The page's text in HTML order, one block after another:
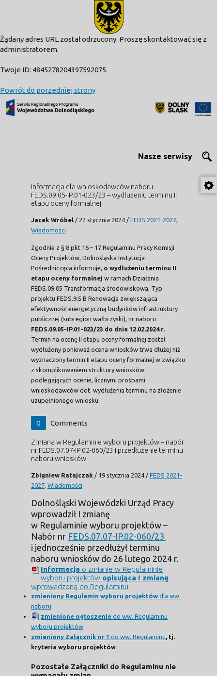
Żądany adres URL został odrzucony. Proszę skontaktować się z
administratorem.
Twoje ID: 4845278204397592075
Powrót do porzedniej strony
Nasze serwisy
Informacja dla wnioskodawców naboru
FEDS.09.05-IP.01-023/23 – wydłużeniu terminu II
etapu oceny formalnej
Jacek Wróbel / 22 stycznia 2024 / FEDS 2021-2027
Wiadomości
Zgodnie z § 8 pkt 16 – 17 Regulaminu Pracy Komisji
Oceny Projektów, Dolnośląska Instytucja
Pośrednicząca informuje, o wydłużeniu terminu II
etapu oceny formalnej w ramach Działania
FEDS.09.05 Transformacja środowiskowa, Typ
projektu FEDS.9.5.B Renowacja zwiększająca
efektywność energetyczną budynków infrastruktury
publicznej (subregion wałbrzyski), nr naboru
FEDS.09.05-IP.01-023/23 do dnia 12.02.2024 r.
Termin na ocenę II etapu oceny formalnej został
wydłużony ponieważ ocena wniosków trwa dłużej niż
wyznaczony termin II etapu oceny formalnej w związku
z skomplikowaniem struktury wniosków
podlegających ocenie, licznymi prośbami
wnioskodawców dot. wydłużenia terminu na złożenie
uzupełnionego wniosku.
0 Comments
Zmiana w Regulaminie wyboru projektów – nabór
nr FEDS.07.07-IP.02-060/23 i przedłużenie terminu
naboru wniosków.
Zbigniew Ratajczak / 19 stycznia 2024 / FEDS 2021-
2027 Wiadomości
Dolnośląski Wojewódzki Urząd Pracy
wprowadził I zmianę
w Regulaminie wyboru projektów –
Nabór nr FEDS.07.07-IP.02-060/23
i jednocześnie przedłużył terminu
naboru wniosków do 26 lutego 2024 r.
Informacja o zmianie w Regulaminie
wyboru projektów opisująca I zmianę
wprowadzoną do Regulaminu
zmieniony Regulamin wyboru projektów dla ww.
naboru
zmienione ogłoszenie do ww. Regulaminu
wyboru projektów
zmieniony Załącznik nr 1 do ww. Regulaminu , tj.
kryteria wyboru projektów
Pozostałe Załączniki do Regulaminu nie
modal-check